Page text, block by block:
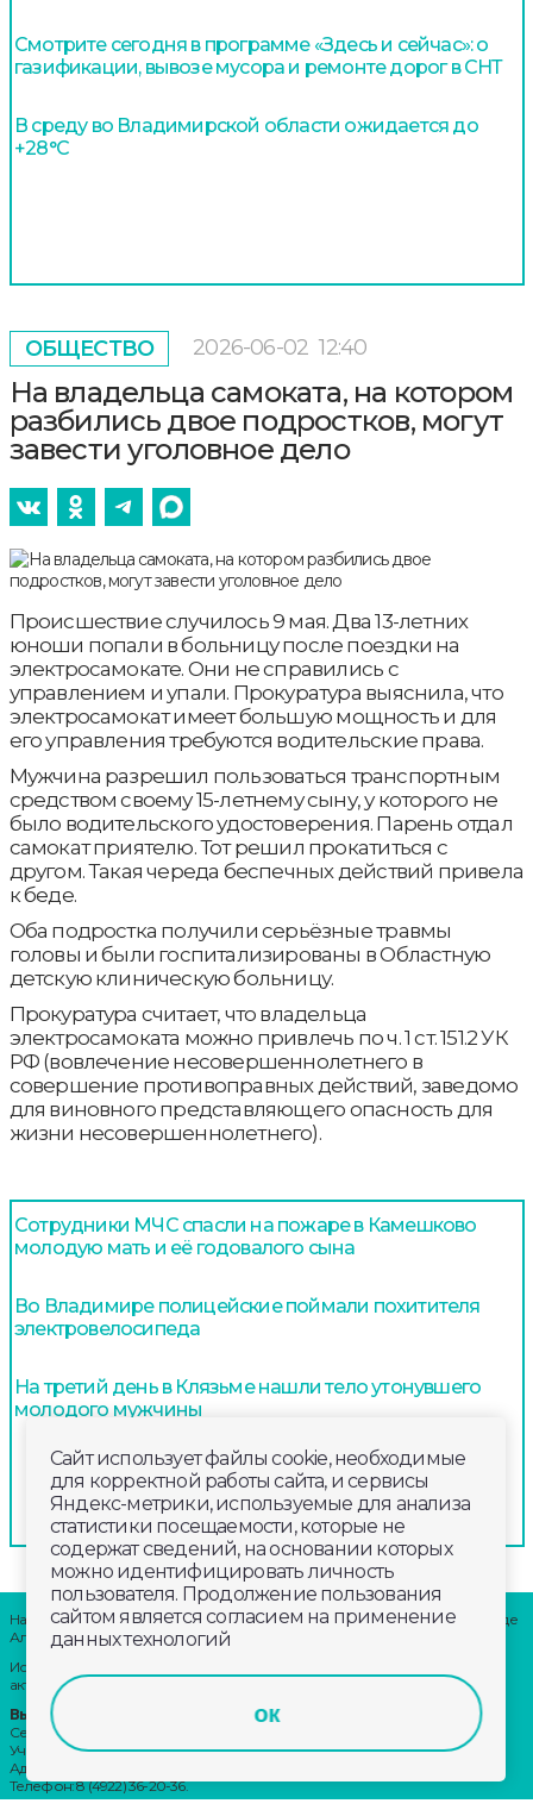
Смотрите сегодня в программе «Здесь и сейчас»: о
газификации, вывозе мусора и ремонте дорог в СНТ
В среду во Владимирской области ожидается до
+28°С
ОБЩЕСТВО 2026-06-02 12:40
На владельца самоката, на котором
разбились двое подростков, могут
завести уголовное дело
Происшествие случилось 9 мая. Два 13-летних
юноши попали в больницу после поездки на
электросамокате. Они не справились с
управлением и упали. Прокуратура выяснила, что
электросамокат имеет большую мощность и для
его управления требуются водительские права.
Мужчина разрешил пользоваться транспортным
средством своему 15-летнему сыну, у которого не
было водительского удостоверения. Парень отдал
самокат приятелю. Тот решил прокатиться с
другом. Такая череда беспечных действий привела
к беде.
Оба подростка получили серьёзные травмы
головы и были госпитализированы в Областную
детскую клиническую больницу.
Прокуратура считает, что владельца
электросамоката можно привлечь по ч. 1 ст. 151.2 УК
РФ (вовлечение несовершеннолетнего в
совершение противоправных действий, заведомо
для виновного представляющего опасность для
жизни несовершеннолетнего).
Сотрудники МЧС спасли на пожаре в Камешково
молодую мать и её годовалого сына
Во Владимире полицейские поймали похитителя
электровелосипеда
На третий день в Клязьме нашли тело утонувшего
молодого мужчины
Наши партнеры: радио «LikeFm» 107,9 Fm во Владимире и 102,8 Fm в городе
Александрове
Использование материалов сайта допускается только при наличии
активной ссылки.
Выходные данные:
Сетевое издание: «Губерния 33»
Учредитель: ООО «Телерадиокомпания «Губерния-33»
Адрес: Воронцовский переулок, д.4.г. Владимир, 600000
Телефон: 8 (4922) 36-20-36.
E-Mail: news@trc33.ru
Сайт использует файлы cookie, необходимые
для корректной работы сайта, и сервисы
Яндекс-метрики, используемые для анализа
статистики посещаемости, которые не
содержат сведений, на основании которых
можно идентифицировать личность
пользователя. Продолжение пользования
сайтом является согласием на применение
данных технологий
ок